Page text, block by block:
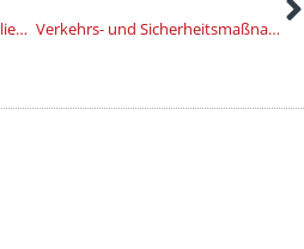
Zusätzliche Zeiten für die Familiensportstunde Verkehrs- und Sicherheitsmaßnahmen während der Finals 2026 in Hannover und dem Umland